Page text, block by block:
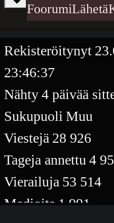
FoorumiLähetä
Rekisteröitynyt
23:46:37
Nähty4 päivää
Sukupuoli Muu
Viestejä 28 926
Tageja annettu 4
Vierailuja 53 514
Medioita 1 991